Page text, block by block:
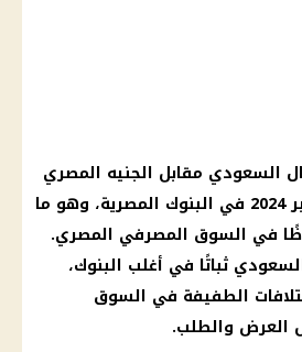
السعودي مقابل الجنيه المصري
البنوك المصرية، وهو ما
في السوق المصرفي المصري.
ثباتًا في أغلب البنوك،
الطفيفة في السوق
العرض والطلب.